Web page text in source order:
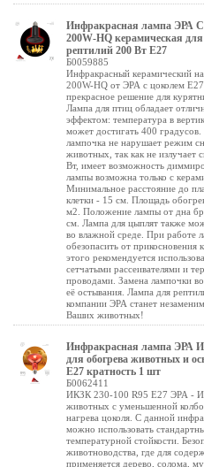
Инфракрасная лампа ЭРА
200W-НQ керамическая для
рептилий 200 Вт Е27
Б0059885
Инфракрасный керамический
200W-НQ от ЭРА с цоколем
прекрасное решение для
Лампа для птиц обладает
эффектом: температура в
может достигать 400 градусов.
лампочка не нарушает режим
животных, так как не излучает
Вт, имеет возможность
лампы возможна только с
Минимальное расстояние до
клетки - 15 см. Площадь
м2. Положение лампы от дна
см. Лампа для цыплят также
во влажной среде. При работе
обезопасить от прикосновения
этого рекомендуется
сетчатыми рассеивателями и
проводами. Замена лампочки
её остывания. Лампа для
компании ЭРА станет
Ваших животных!
Инфракрасная лампа ЭРА
для обогрева животных и
Е27 кратность 1 шт
Б0062411
ИКЗК 230-100 R95 E27 ЭРА -
животных с уменьшенной
нагрева цоколя. С данной
можно использовать
температурной стойкости.
животноводства, где для
применяется дерево, солома,